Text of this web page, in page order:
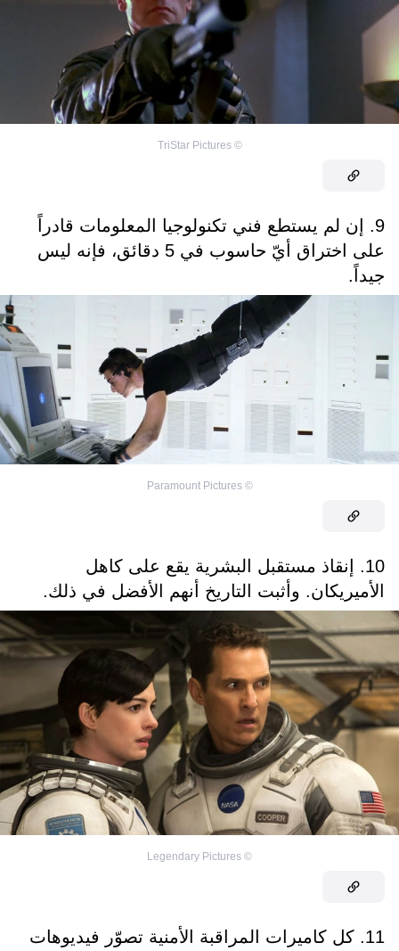
©
TriStar Pictures
9. إن لم يستطع فني تكنولوجيا المعلومات قادراً
على اختراق أيّ حاسوب في 5 دقائق، فإنه ليس
جيداً.
©
Paramount Pictures
10. إنقاذ مستقبل البشرية يقع على كاهل
الأميريكان. وأثبت التاريخ أنهم الأفضل في ذلك.
©
Legendary Pictures
11. كل كاميرات المراقبة الأمنية تصوّر فيديوهات